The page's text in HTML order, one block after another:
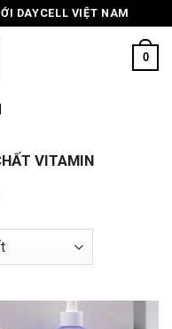
DAYCELL VIỆT NAM
0
VITAMIN